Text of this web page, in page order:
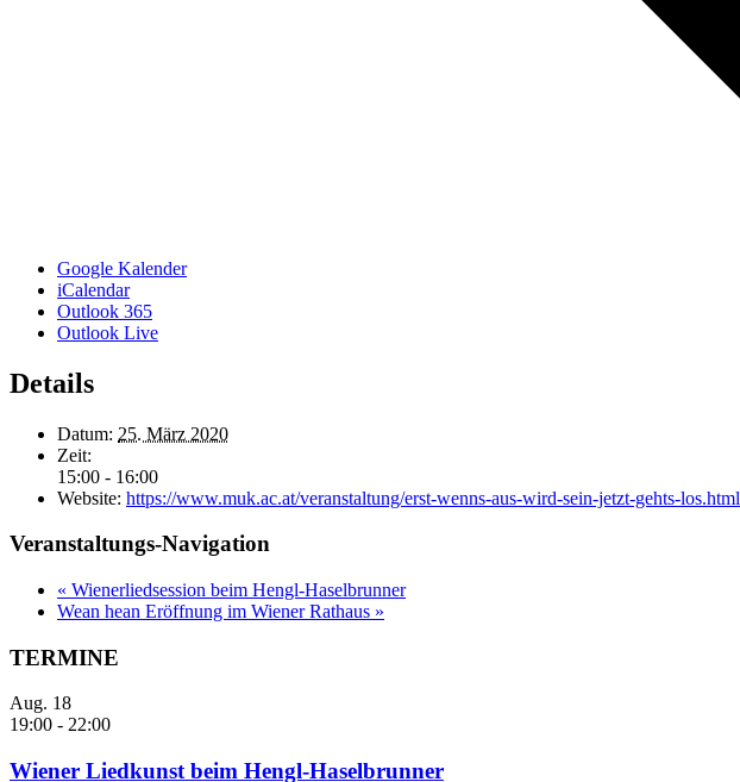
Google Kalender
iCalendar
Outlook 365
Outlook Live
Details
Datum: 25. März 2020
Zeit:
15:00 - 16:00
Website: https://www.muk.ac.at/veranstaltung/erst-wenns-aus-wird-sein-jetzt-gehts-los.html
Veranstaltungs-Navigation
« Wienerliedsession beim Hengl-Haselbrunner
Wean hean Eröffnung im Wiener Rathaus »
TERMINE
Aug. 18
19:00 - 22:00
Wiener Liedkunst beim Hengl-Haselbrunner